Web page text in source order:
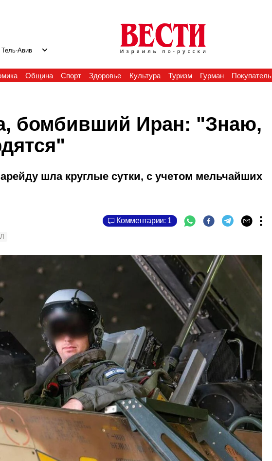
Тель-Авив
Община Спорт Здоровье Культура Туризм Гурман Покупатель
бомбивший Иран: "Знаю,
шла круглые сутки, с учетом мельчайших
Комментарии: 1